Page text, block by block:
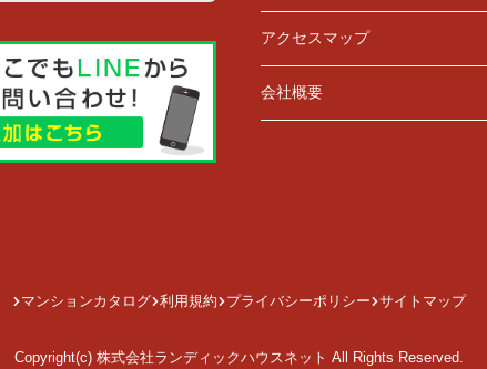
アクセスマップ
会社概要
マンションカタログ 利用規約 プライバシーポリシー サイトマップ
Copyright(c) 株式会社ランディックハウスネット All Rights Reserved.